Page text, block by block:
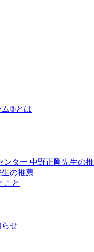
ム®とは
ンター 中野正剛先生の
の推薦
こと
せ